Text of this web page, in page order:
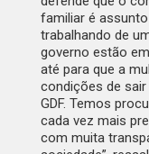
familiar é
trabalhando de
governo estão
até para que a
condições de
GDF. Temos
cada vez mais
com muita